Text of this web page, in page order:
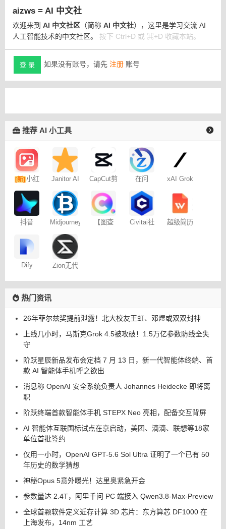
aizws = AI 中文社
欢迎来到 AI 中文社区 （简称 AI 中文社），这里是学习交流 AI
人工智能技术的中文社区。 按下 Ctrl+D 或 ⌘+D 收藏本站。
登 录 如果没有账号，请先 注册 账号
推荐 AI 小工具
[新]小红
记
Janitor AI
聊天
CapCut剪
在问 xAI Grok
抖音
– 免费
Midjourney
（咒语）
生成器
【图查
Civitai社
超级简历
Dify
Zion无代
热门资讯
26年菲尔兹奖提前泄露！北大校友王虹、邓煜或双双封神
上线几小时，马斯克Grok 4.5被攻破！1.5万亿参数防线全失
守
阶跃星辰新品发布会定档 7 月 13 日，新一代智能体终端、首
款 AI 智能体手机呼之欲出
消息称 OpenAI 安全系统负责人 Johannes Heidecke 即将离
职
阶跃终端首款智能体手机 STEPX Neo 亮相，配备交互背屏
AI 智能体互联国标试点在京启动，美团、滴滴、联想等18家
单位首批签约
仅用一小时，OpenAI GPT-5.6 Sol Ultra 证明了一个已有 50
年历史的数学猜想
神秘Opus 5意外曝光！达里奥紧急开会
参数量达 2.4T，阿里千问 PC 端接入 Qwen3.8-Max-Preview
全球首颗软件定义近存计算 3D 芯片：东方算芯 DF1000 在
上海发布，14nm 工艺